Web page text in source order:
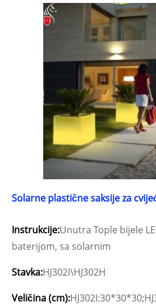
Solarne plastične saksije za
Instrukcije:Unutra Tople bijele
baterijom, sa solarnim
Stavka:HJ302I\HJ302H
Veličina (cm):